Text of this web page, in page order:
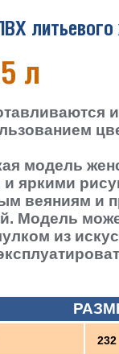
литьевого
л
модель
яркими
веяниям и
Модель
из
232